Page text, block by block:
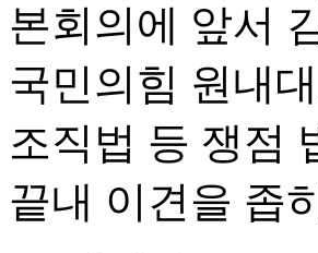
본회의에 앞서
국민의힘 원내
조직법 등 쟁점
끝내 이견을 좁